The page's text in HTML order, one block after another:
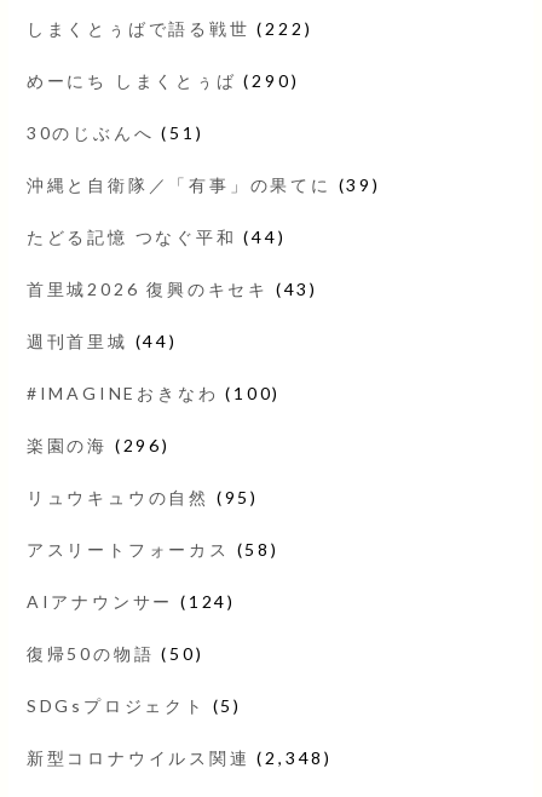
しまくとぅばで語る戦世 (222)
めーにち しまくとぅば (290)
30のじぶんへ (51)
沖縄と自衛隊／「有事」の果てに (39)
たどる記憶 つなぐ平和 (44)
首里城2026 復興のキセキ (43)
週刊首里城 (44)
#IMAGINEおきなわ (100)
楽園の海 (296)
リュウキュウの自然 (95)
アスリートフォーカス (58)
AIアナウンサー (124)
復帰50の物語 (50)
SDGsプロジェクト (5)
新型コロナウイルス関連 (2,348)